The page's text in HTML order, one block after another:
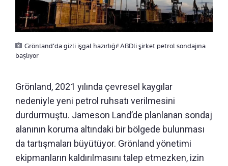
Grönland’da gizli işgal hazırlığı! ABDli şirket petrol sondajına
başlıyor
Grönland, 2021 yılında çevresel kaygılar
nedeniyle yeni petrol ruhsatı verilmesini
durdurmuştu. Jameson Land’de planlanan sondaj
alanının koruma altındaki bir bölgede bulunması
da tartışmaları büyütüyor. Grönland yönetimi
ekipmanların kaldırılmasını talep etmezken, izin